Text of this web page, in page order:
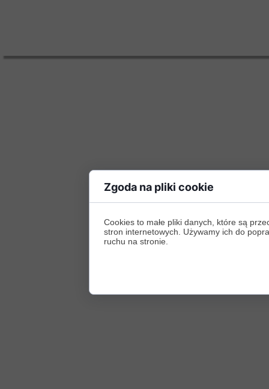
Zgoda na pliki cookie
Cookies to małe pliki danych, które są
stron internetowych. Używamy ich do
ruchu na stronie.